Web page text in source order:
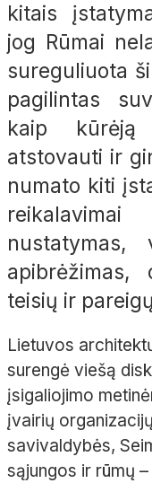
kitais
jog Rūmai
sureguliuota
pagilintas
kaip kūrėją
atstovauti ir
numato kiti
nustatymas,
teisių ir
Lietuvos
surengė viešą
įsigaliojimo
įvairių
savivaldybės,
sąjungos ir rūmų